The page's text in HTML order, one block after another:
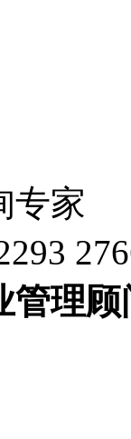
专家
管理